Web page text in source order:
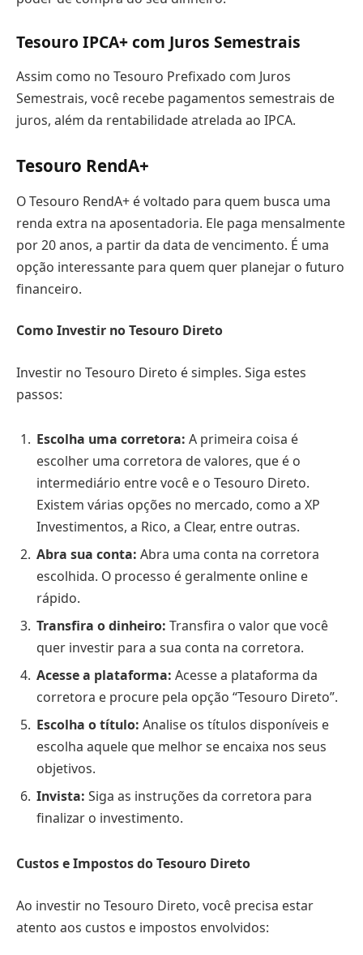
Tesouro IPCA+ com Juros Semestrais
Assim como no Tesouro Prefixado com Juros
Semestrais, você recebe pagamentos semestrais de
juros, além da rentabilidade atrelada ao IPCA.
Tesouro RendA+
O Tesouro RendA+ é voltado para quem busca uma
renda extra na aposentadoria. Ele paga mensalmente
por 20 anos, a partir da data de vencimento. É uma
opção interessante para quem quer planejar o futuro
financeiro.
Como Investir no Tesouro Direto
Investir no Tesouro Direto é simples. Siga estes
passos:
Escolha uma corretora: A primeira coisa é
escolher uma corretora de valores, que é o
intermediário entre você e o Tesouro Direto.
Existem várias opções no mercado, como a XP
Investimentos, a Rico, a Clear, entre outras.
Abra sua conta: Abra uma conta na corretora
escolhida. O processo é geralmente online e
rápido.
Transfira o dinheiro: Transfira o valor que você
quer investir para a sua conta na corretora.
Acesse a plataforma: Acesse a plataforma da
corretora e procure pela opção “Tesouro Direto”.
Escolha o título: Analise os títulos disponíveis e
escolha aquele que melhor se encaixa nos seus
objetivos.
Invista: Siga as instruções da corretora para
finalizar o investimento.
Custos e Impostos do Tesouro Direto
Ao investir no Tesouro Direto, você precisa estar
atento aos custos e impostos envolvidos: